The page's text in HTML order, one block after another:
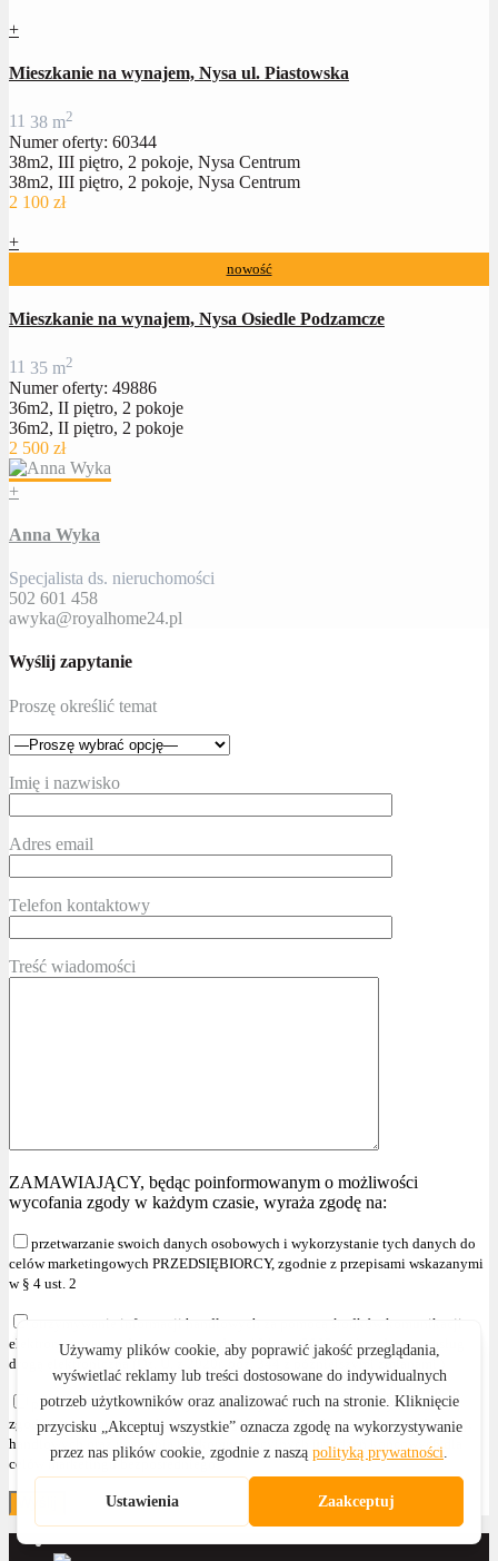
+
Mieszkanie na wynajem, Nysa ul. Piastowska
11 38 m2
Numer oferty: 60344
38m2, III piętro, 2 pokoje, Nysa Centrum
38m2, III piętro, 2 pokoje, Nysa Centrum
2 100 zł
+
nowość
Mieszkanie na wynajem, Nysa Osiedle Podzamcze
11 35 m2
Numer oferty: 49886
36m2, II piętro, 2 pokoje
36m2, II piętro, 2 pokoje
2 500 zł
+
Anna Wyka
Specjalista ds. nieruchomości
502 601 458
awyka@royalhome24.pl
Wyślij zapytanie
Proszę określić temat
Imię i nazwisko
Adres email
Telefon kontaktowy
Treść wiadomości
ZAMAWIAJĄCY, będąc poinformowanym o możliwości
wycofania zgody w każdym czasie, wyraża zgodę na:
przetwarzanie swoich danych osobowych i wykorzystanie tych danych do
celów marketingowych PRZEDSIĘBIORCY, zgodnie z przepisami wskazanymi
w § 4 ust. 2
otrzymywanie informacji handlowych za pomocą środków komunikacji
elektronicznej, zgodnie z ustawą z dnia 18 lipca 2002r. o świadczeniu usług
drogą elektroniczną (Dz. U. z 2020r. poz. 344 z późniejszymi zmianami )
przetwarzanie swoich danych osobowych i wykorzystanie tych danych,
zgodnie z przepisami wskazanymi w § 4 ust. 2 , w celu przesyłania informacji
handlowych oraz używania telekomunikacyjnych urządzeń końcowych dla
celów marketingu bezpośredniego."